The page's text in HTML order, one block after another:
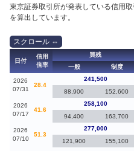
東京証券取引所が発表している信用
を算出しています。
日付
信用
倍率
買残
一般
制度
2026
07/31
28.4
241,500
88,900
152,600
2026
07/17
41.6
258,100
94,400
163,700
2026
07/10
51.3
277,000
121,900
155,100